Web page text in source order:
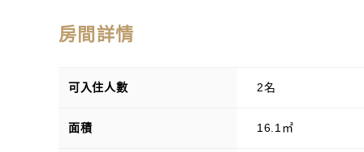
房間詳情
可入住人數 2名
面積 16.1㎡